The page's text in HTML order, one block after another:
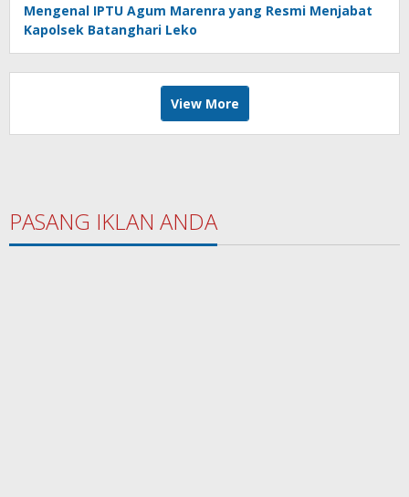
Mengenal IPTU Agum Marenra yang Resmi Menjabat
Kapolsek Batanghari Leko
View More
PASANG IKLAN ANDA